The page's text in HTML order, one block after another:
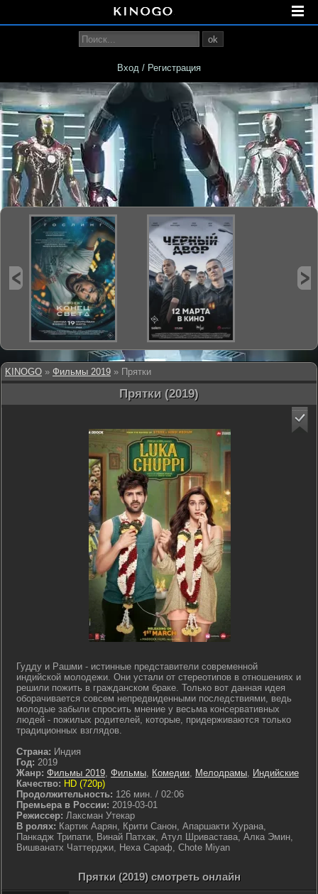
KINOGO » Фильмы 2019 » Прятки
Прятки (2019)
Гудду и Рашми - истинные представители современной
индийской молодежи. Они устали от стереотипов в отношениях и
решили пожить в гражданском браке. Только вот данная идея
оборачивается совсем непредвиденными последствиями, ведь
молодые забыли спросить мнение у весьма консервативных
людей - пожилых родителей, которые, придерживаются только
традиционных взглядов.
Страна: Индия
Год: 2019
Жанр: Фильмы 2019, Фильмы, Комедии, Мелодрамы, Индийские
Качество: HD (720p)
Продолжительность: 126 мин. / 02:06
Премьера в России: 2019-03-01
Режиссер: Лаксман Утекар
В ролях: Картик Аарян, Крити Санон, Апаршакти Хурана,
Панкадж Трипати, Винай Патхак, Атул Шривастава, Алка Эмин,
Вишванатх Чаттерджи, Неха Сараф, Chote Miyan
Прятки (2019) смотреть онлайн
ok
Вход / Регистрация